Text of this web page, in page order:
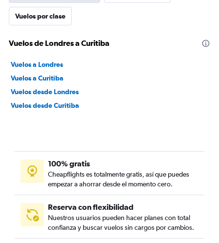
Vuelos por clase
Vuelos de Londres a Curitiba
Vuelos a Londres
Vuelos a Curitiba
Vuelos desde Londres
Vuelos desde Curitiba
100% gratis
Cheapflights es totalmente gratis, así que puedes
empezar a ahorrar desde el momento cero.
Reserva con flexibilidad
Nuestros usuarios pueden hacer planes con total
confianza y buscar vuelos sin cargos por cambios.